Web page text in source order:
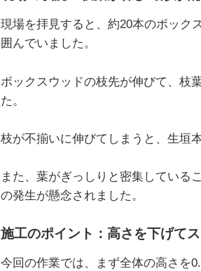
現場を拝見すると、約20本のボック
囲んでいました。
ボックスウッドの枝先が伸びて、枝
た。
枝が不揃いに伸びてしまうと、生垣
また、葉がぎっしりと密集している
の発生が懸念されました。
施工のポイント：高さを下げて
今回の作業では、まず全体の高さを